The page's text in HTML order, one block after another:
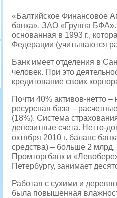
«Балтийское Финансовое
банка», ЗАО «Группа
основанная в 1993 г.,
Федерации (учитываются
Банк имеет отделения в
человек. При это
кредитование своих
Почти 40% активов-нетто
ресурсная база –
(18%). Система
депозитные счета. Нетто-
октября 2010 г. баланс
средства) – больше 2 млрд.
Промторгбанк и
Петербургу, занимает
Работая с сухими и
была повышенная